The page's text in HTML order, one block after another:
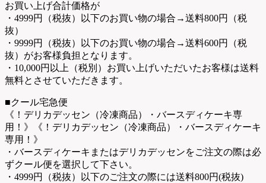
お買い上げ合計価格が
・4999円（税抜）以下のお買い物の場合→送料800円（税
抜）
・9999円（税抜）以下のお買い物の場合→送料600円（税
抜）がお客様負担となります。
・10,000円以上（税別）お買い上げいただいたお客様は送料
無料とさせていただきます。
■クール宅急便
《！デリカデッセン（冷凍商品）・バースディケーキ専
用！》《！デリカデッセン（冷凍商品）・バースディケーキ
専用！》
・バースディケーキまたはデリカデッセンをご注文の際は必
ずクール便を選択して下さい。
・4999円（税抜）以下のご注文の際には送料800円(税抜)